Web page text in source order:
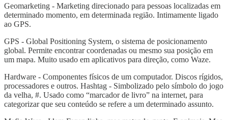
Geomarketing - Marketing direcionado para pessoas localizadas em
determinado momento, em determinada região. Intimamente ligado
ao GPS.
GPS - Global Positioning System, o sistema de posicionamento
global. Permite encontrar coordenadas ou mesmo sua posição em
um mapa. Muito usado em aplicativos para direção, como Waze.
Hardware - Componentes físicos de um computador. Discos rígidos,
processadores e outros. Hashtag - Simbolizado pelo símbolo do jogo
da velha, #. Usado como “marcador de livro” na internet, para
categorizar que seu conteúdo se refere a um determinado assunto.